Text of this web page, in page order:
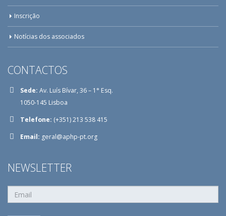
Inscrição
Notícias dos associados
CONTACTOS
Sede: Av. Luís Bívar, 36 – 1° Esq.
1050-145 Lisboa
Telefone: (+351) 213 538 415
Email: geral@aphp-pt.org
NEWSLETTER